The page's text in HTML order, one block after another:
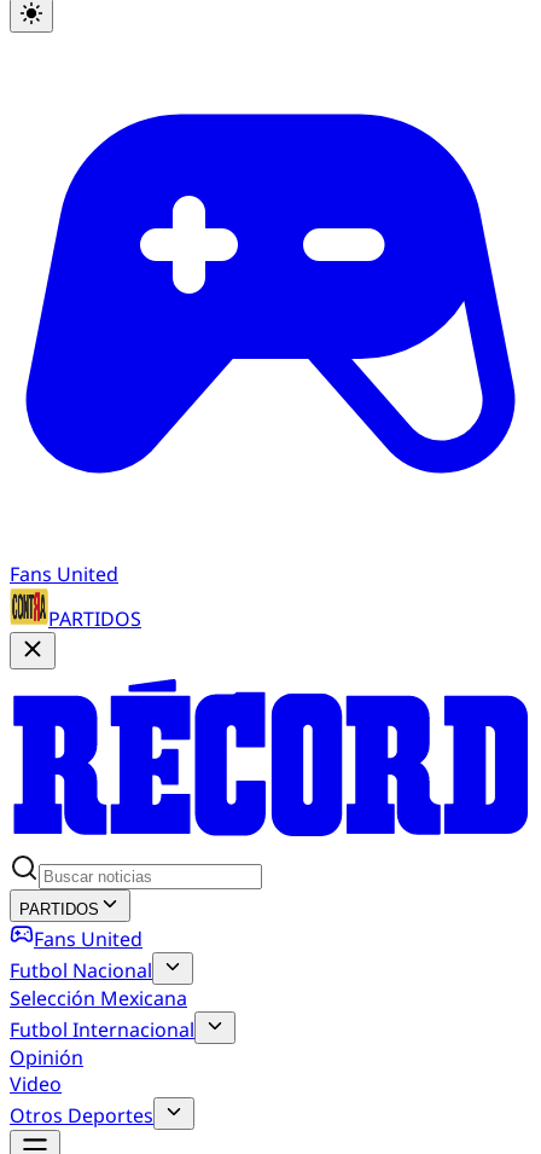
Fans United
PARTIDOS
PARTIDOS
Fans United
Futbol Nacional
Selección Mexicana
Futbol Internacional
Opinión
Video
Otros Deportes